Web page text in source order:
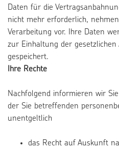
Daten für die
nicht mehr erforderlich,
Verarbeitung vor. Ihre Daten
zur Einhaltung der
gespeichert.
Ihre Rechte
Nachfolgend informieren wir
der Sie betreffenden
unentgeltlich
das Recht auf Auskunft